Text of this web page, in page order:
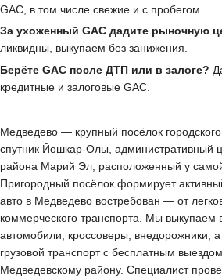
GAC, в том числе свежие и с пробегом.
За ухоженный GAC дадите рыночную
ликвидны, выкупаем без занижения.
Берёте GAC после ДТП или в залоге?
кредитные и залоговые GAC.
Медведево — крупный посёлок
спутник Йошкар-Олы, административный
района Марий Эл, расположенный у
Пригородный посёлок формирует
авто в Медведево востребован — от
коммерческого транспорта. Мы выкупаем
автомобили, кроссоверы, внедорожники,
грузовой транспорт с бесплатным
Медведевскому району. Специалист